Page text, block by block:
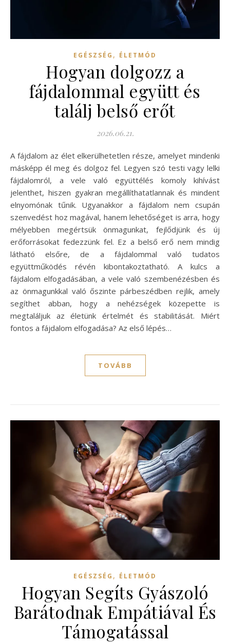
EGÉSZSÉG , ÉLETMÓD
Hogyan dolgozz a
fájdalommal együtt és
találj belső erőt
2026.06.21.
A fájdalom az élet elkerülhetetlen része, amelyet mindenki
másképp él meg és dolgoz fel. Legyen szó testi vagy lelki
fájdalomról, a vele való együttélés komoly kihívást
jelenthet, hiszen gyakran megállíthatatlannak és mindent
elnyomónak tűnik. Ugyanakkor a fájdalom nem csupán
szenvedést hoz magával, hanem lehetőséget is arra, hogy
mélyebben megértsük önmagunkat, fejlődjünk és új
erőforrásokat fedezzünk fel. Ez a belső erő nem mindig
látható elsőre, de a fájdalommal való tudatos
együttműködés révén kibontakoztatható. A kulcs a
fájdalom elfogadásában, a vele való szembenézésben és
az önmagunkkal való őszinte párbeszédben rejlik, amely
segíthet abban, hogy a nehézségek közepette is
megtaláljuk az életünk értelmét és stabilitását. Miért
fontos a fájdalom elfogadása? Az első lépés…
TOVÁBB
EGÉSZSÉG , ÉLETMÓD
Hogyan Segíts Gyászoló
Barátodnak Empátiával És
Támogatással